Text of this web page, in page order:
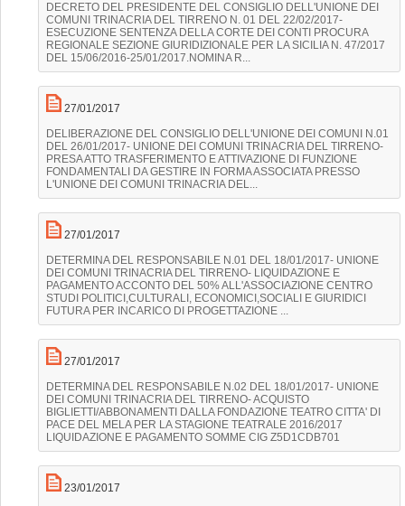
DECRETO DEL PRESIDENTE DEL CONSIGLIO DELL'UNIONE DEI
COMUNI TRINACRIA DEL TIRRENO N. 01 DEL 22/02/2017-
ESECUZIONE SENTENZA DELLA CORTE DEI CONTI PROCURA
REGIONALE SEZIONE GIURIDIZIONALE PER LA SICILIA N. 47/2017
DEL 15/06/2016-25/01/2017.NOMINA R...
27/01/2017
DELIBERAZIONE DEL CONSIGLIO DELL'UNIONE DEI COMUNI N.01
DEL 26/01/2017- UNIONE DEI COMUNI TRINACRIA DEL TIRRENO-
PRESA ATTO TRASFERIMENTO E ATTIVAZIONE DI FUNZIONE
FONDAMENTALI DA GESTIRE IN FORMA ASSOCIATA PRESSO
L'UNIONE DEI COMUNI TRINACRIA DEL...
27/01/2017
DETERMINA DEL RESPONSABILE N.01 DEL 18/01/2017- UNIONE
DEI COMUNI TRINACRIA DEL TIRRENO- LIQUIDAZIONE E
PAGAMENTO ACCONTO DEL 50% ALL'ASSOCIAZIONE CENTRO
STUDI POLITICI,CULTURALI, ECONOMICI,SOCIALI E GIURIDICI
FUTURA PER INCARICO DI PROGETTAZIONE ...
27/01/2017
DETERMINA DEL RESPONSABILE N.02 DEL 18/01/2017- UNIONE
DEI COMUNI TRINACRIA DEL TIRRENO- ACQUISTO
BIGLIETTI/ABBONAMENTI DALLA FONDAZIONE TEATRO CITTA' DI
PACE DEL MELA PER LA STAGIONE TEATRALE 2016/2017
LIQUIDAZIONE E PAGAMENTO SOMME CIG Z5D1CDB701
23/01/2017